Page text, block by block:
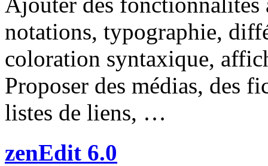
notations, typographie,
coloration syntaxique,
Proposer des médias, des
listes de liens, …
zenEdit 6.0